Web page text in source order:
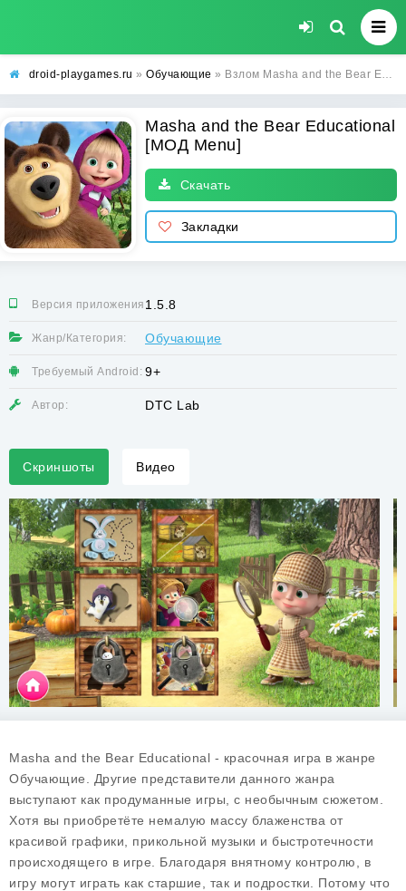
droid-playgames.ru » Обучающие » Взлом Masha and the Bear Educational [МОД Menu] - стабильная версия apk на Андроид
Masha and the Bear Educational
[МОД Menu]
Скачать
Закладки
Версия приложения:1.5.8
Жанр/Категория: Обучающие
Требуемый Android: 9+
Автор: DTC Lab
Скриншоты Видео
Masha and the Bear Educational - красочная игра в жанре
Обучающие. Другие представители данного жанра
выступают как продуманные игры, с необычным сюжетом.
Хотя вы приобретёте немалую массу блаженства от
красивой графики, прикольной музыки и быстротечности
происходящего в игре. Благодаря внятному контролю, в
игру могут играть как старшие, так и подростки. Потому что